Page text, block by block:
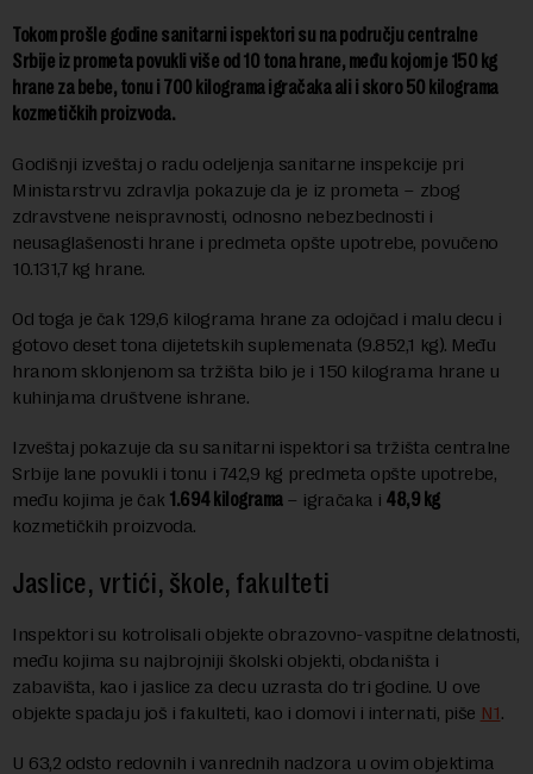
Tokom prošle godine sanitarni ispektori su na području centralne
Srbije iz prometa povukli više od 10 tona hrane, među kojom je 150 kg
hrane za bebe, tonu i 700 kilograma igračaka ali i skoro 50 kilograma
kozmetičkih proizvoda.
Godišnji izveštaj o radu odeljenja sanitarne inspekcije pri
Ministarstrvu zdravlja pokazuje da je iz prometa – zbog
zdravstvene neispravnosti, odnosno nebezbednosti i
neusaglašenosti hrane i predmeta opšte upotrebe, povučeno
10.131,7 kg hrane.
Od toga je čak 129,6 kilograma hrane za odojčad i malu decu i
gotovo deset tona dijetetskih suplemenata (9.852,1 kg). Među
hranom sklonjenom sa tržišta bilo je i 150 kilograma hrane u
kuhinjama društvene ishrane.
Izveštaj pokazuje da su sanitarni ispektori sa tržišta centralne
Srbije lane povukli i tonu i 742,9 kg predmeta opšte upotrebe,
među kojima je čak 1.694 kilograma– igračaka i 48,9 kg
kozmetičkih proizvoda.
Jaslice, vrtići, škole, fakulteti
Inspektori su kotrolisali objekte obrazovno-vaspitne delatnosti,
među kojima su najbrojniji školski objekti, obdaništa i
zabavišta, kao i jaslice za decu uzrasta do tri godine. U ove
objekte spadaju još i fakulteti, kao i domovi i internati, piše N1.
U 63,2 odsto redovnih i vanrednih nadzora u ovim objektima